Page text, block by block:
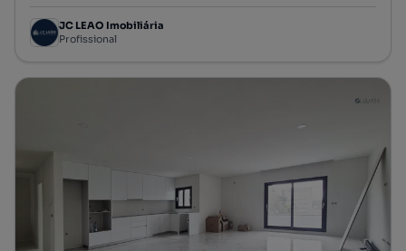
JC LEAO Imobiliária
Profissional